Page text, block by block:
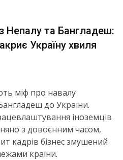
Непалу та Бангладеш:
Україну хвиля
міф про навалу
до України.
іноземців
з довоєнним часом,
кадрів бізнес змушений
країни.